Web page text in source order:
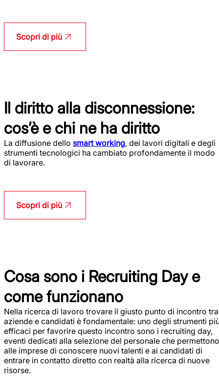
Scopri di più
Il diritto alla disconnessione:
cos’è e chi ne ha diritto
La diffusione dello smart working, dei lavori digitali e degli
strumenti tecnologici ha cambiato profondamente il modo
di lavorare.
Scopri di più
Cosa sono i Recruiting Day e
come funzionano
Nella ricerca di lavoro trovare il giusto punto di incontro tra
aziende e candidati è fondamentale: uno degli strumenti
efficaci per favorire questo incontro sono i recruiting day,
eventi dedicati alla selezione del personale che permettono
alle imprese di conoscere nuovi talenti e ai candidati di
entrare in contatto diretto con realtà alla ricerca di nuove
risorse.